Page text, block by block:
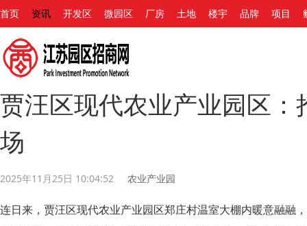
首页 资讯 开发区 微园区 厂房 土地 楼宇 品牌 项目
贾汪区现代农业产业园区：
场
2025年11月25日 10:04:52 农业产业园
连日来，贾汪区现代农业产业园区郑庄村温室大棚内暖意融融